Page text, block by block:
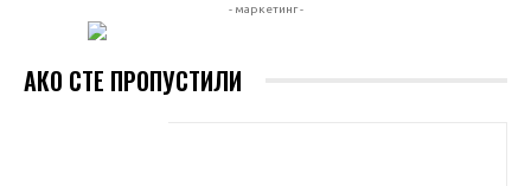
- маркетинг -
АКО СТЕ ПРОПУСТИЛИ